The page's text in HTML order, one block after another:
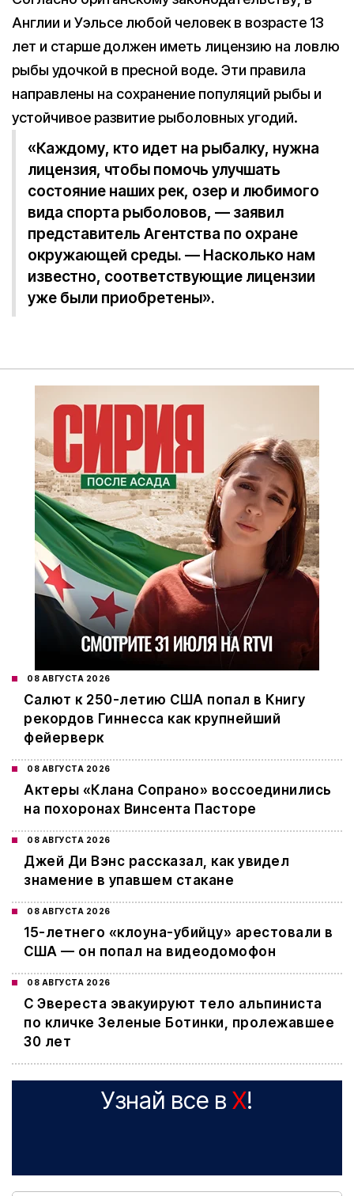
Англии и Уэльсе любой человек в возрасте 13
лет и старше должен иметь лицензию на ловлю
рыбы удочкой в пресной воде. Эти правила
направлены на сохранение популяций рыбы и
устойчивое развитие рыболовных угодий.
«Каждому, кто идет на рыбалку, нужна
лицензия, чтобы помочь улучшать
состояние наших рек, озер и любимого
вида спорта рыболовов, — заявил
представитель Агентства по охране
окружающей среды. — Насколько нам
известно, соответствующие лицензии
уже были приобретены».
08 АВГУСТА 2026
Салют к 250-летию США попал в Книгу
рекордов Гиннесса как крупнейший
фейерверк
08 АВГУСТА 2026
Актеры «Клана Сопрано» воссоединились
на похоронах Винсента Пасторе
08 АВГУСТА 2026
Джей Ди Вэнс рассказал, как увидел
знамение в упавшем стакане
08 АВГУСТА 2026
15-летнего «клоуна-убийцу» арестовали в
США — он попал на видеодомофон
08 АВГУСТА 2026
С Эвереста эвакуируют тело альпиниста
по кличке Зеленые Ботинки, пролежавшее
30 лет
Узнай все в X!